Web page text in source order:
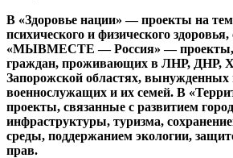
В «Здоровье нации» — проекты на
психического и физического
«МЫВМЕСТЕ — Россия» — проекты,
граждан, проживающих в ЛНР, ДНР,
Запорожской областях, вынужденных
военнослужащих и их семей. В
проекты, связанные с развитием
инфраструктуры, туризма,
среды, поддержанием экологии,
прав.